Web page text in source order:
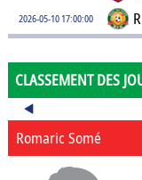
2026-05-10 17:00:00
CLASSEMENT DES
Romaric Somé